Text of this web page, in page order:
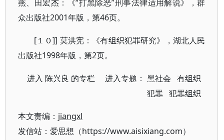
燕、田宏杰：《“打黑除恶”刑事法律适用解说》，群
众出版社2001年版，第46页。
[１０]] 莫洪宪：《有组织犯罪研究》，湖北人民
出版社1998年版，第2页。
进入陈兴良 的专栏 进入专题：黑社会
有组织
犯罪 犯罪组织
本文责编： jiangxl
发信站：爱思想（https://www.aisixiang.com）